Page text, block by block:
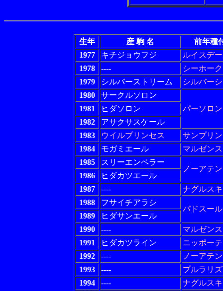
生年 産 駒 名
前年種
1977
キチジョウフジ
ルイスデ
1978
----
シーホーク
1979
シルバーストリーム
シルバー
1980
サークルソロン
パーソロン
1981
ヒダソロン
1982
アサクサスケール
1983
ウイルプリンセス
サンプリ
1984
モガミエール
マルゼン
1985
スリーエンペラー
ノーアテ
1986
ヒダカツエール
1987
----
ナグルス
1988
フサイチアラシ
パドスール
1989
ヒダサンエール
1990
----
マルゼン
1991
ヒダカツライン
ニッポー
1992
----
ノーアテ
1993
----
プルラリ
1994
----
ナグルス